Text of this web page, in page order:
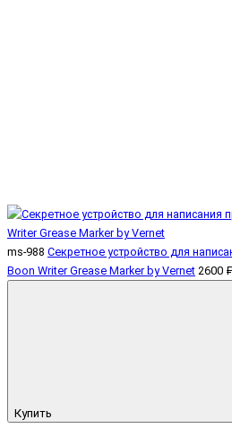
ms-988 Секретное устройство для
Boon Writer Grease Marker by Vernet 2600
Купить